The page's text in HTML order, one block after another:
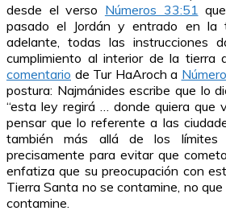
desde el verso Números 33:51
pasado el Jordán y entrado en la
adelante, todas las instrucciones
cumplimiento al interior de la tierra
comentario de Tur HaAroch a
postura: Najmánides escribe que lo
“esta ley regirá … donde quiera que
pensar que lo referente a las
también más allá de los límites
precisamente para evitar que
enfatiza que su preocupación con
Tierra Santa no se contamine, no
contamine.